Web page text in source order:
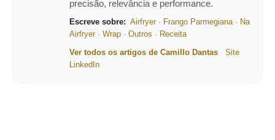
precisão, relevância e performance.
Escreve sobre: Airfryer· Frango Parmegiana· Na
Airfryer· Wrap · Outros · Receita
Ver todos os artigos de Camillo Dantas
Site
LinkedIn